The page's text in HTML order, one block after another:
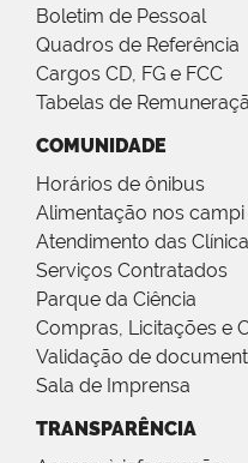
Boletim de Pessoal
Quadros de Referência
Cargos CD, FG e FCC
Tabelas de
COMUNIDADE
Horários de ônibus
Alimentação nos campi
Atendimento das
Serviços Contratados
Parque da Ciência
Compras, Licitações e
Validação de
Sala de Imprensa
TRANSPARÊNCIA